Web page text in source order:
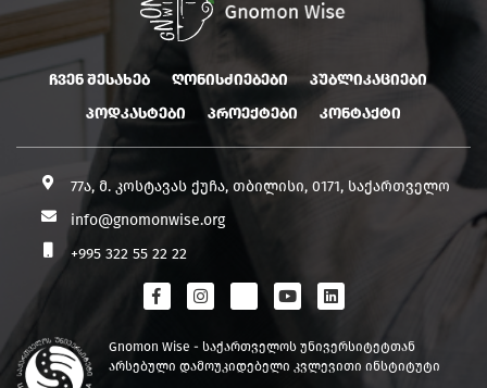
ჩვენ შესახებ ღონისძიებები
პუბლიკაციები
პოდკასტები
პროექტები კონტაქტი
77ა, მ. კოსტავას ქუჩა, თბილისი, 0171, საქართველო
info@gnomonwise.org
+995 322 55 22 22
Gnomon Wise - საქართველოს უნივერსიტეტთან
არსებული დამოუკიდებელი კვლევითი ინსტიტუტი